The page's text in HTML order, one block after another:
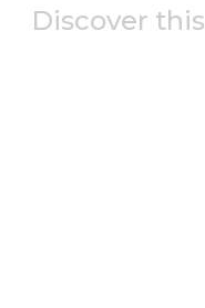
Discover